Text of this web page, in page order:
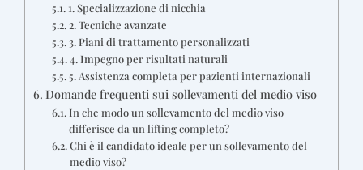
1. Specializzazione di nicchia
2. Tecniche avanzate
3. Piani di trattamento personalizzati
4. Impegno per risultati naturali
5. Assistenza completa per pazienti internazionali
Domande frequenti sui sollevamenti del medio viso
In che modo un sollevamento del medio viso
differisce da un lifting completo?
Chi è il candidato ideale per un sollevamento del
medio viso?